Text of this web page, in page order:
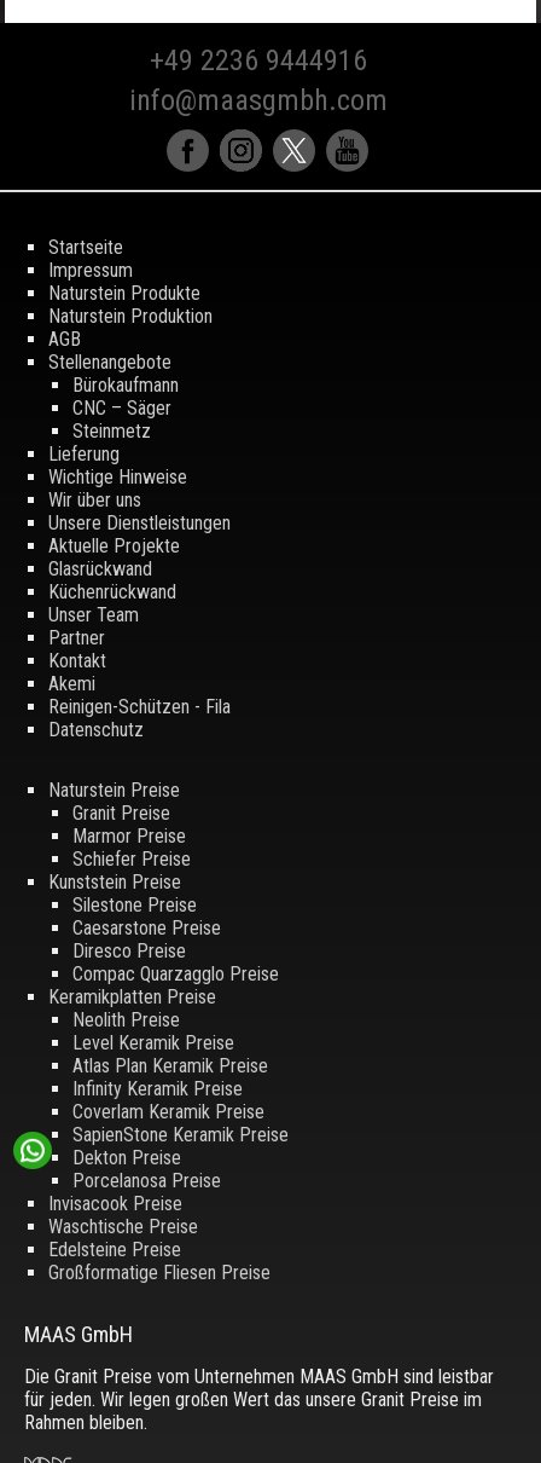
+49 2236 9444916
info@maasgmbh.com
Startseite
Impressum
Naturstein Produkte
Naturstein Produktion
AGB
Stellenangebote
Bürokaufmann
CNC – Säger
Steinmetz
Lieferung
Wichtige Hinweise
Wir über uns
Unsere Dienstleistungen
Aktuelle Projekte
Glasrückwand
Küchenrückwand
Unser Team
Partner
Kontakt
Akemi
Reinigen-Schützen - Fila
Datenschutz
Naturstein Preise
Granit Preise
Marmor Preise
Schiefer Preise
Kunststein Preise
Silestone Preise
Caesarstone Preise
Diresco Preise
Compac Quarzagglo Preise
Keramikplatten Preise
Neolith Preise
Level Keramik Preise
Atlas Plan Keramik Preise
Infinity Keramik Preise
Coverlam Keramik Preise
SapienStone Keramik Preise
Dekton Preise
Porcelanosa Preise
Invisacook Preise
Waschtische Preise
Edelsteine Preise
Großformatige Fliesen Preise
MAAS GmbH
Die Granit Preise vom Unternehmen MAAS GmbH sind leistbar
für jeden. Wir legen großen Wert das unsere Granit Preise im
Rahmen bleiben.